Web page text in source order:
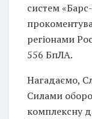
систем
регіонами
556 БпЛА.
Нагадаємо,
Силами
комплексну